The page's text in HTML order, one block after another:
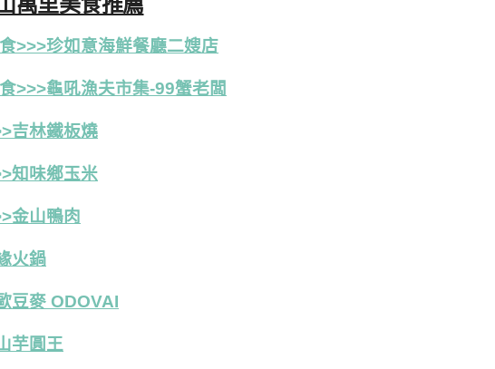
>>>珍如意海鮮餐廳二嫂店
>>>龜吼漁夫市集-99蟹老闆
吉林鐵板燒
知味鄉玉米
金山鴨肉
火鍋
豆麥 ODOVAI
芋圓王